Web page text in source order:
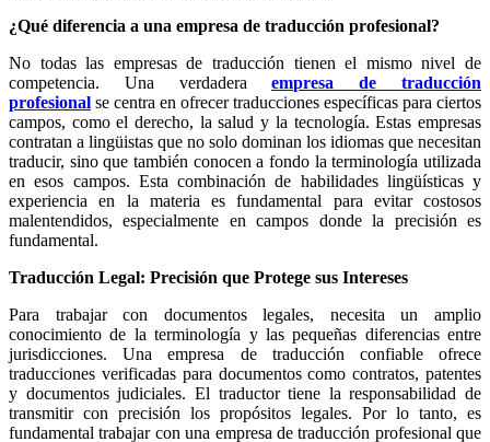
¿Qué diferencia a una empresa de traducción profesional?
No todas las empresas de traducción tienen el mismo nivel de
competencia. Una verdaderaempresa de traducción
profesional se centra en ofrecer traducciones específicas para ciertos
campos, como el derecho, la salud y la tecnología. Estas empresas
contratan a lingüistas que no solo dominan los idiomas que necesitan
traducir, sino que también conocen a fondo la terminología utilizada
en esos campos. Esta combinación de habilidades lingüísticas y
experiencia en la materia es fundamental para evitar costosos
malentendidos, especialmente en campos donde la precisión es
fundamental.
Traducción Legal: Precisión que Protege sus Intereses
Para trabajar con documentos legales, necesita un amplio
conocimiento de la terminología y las pequeñas diferencias entre
jurisdicciones. Una empresa de traducción confiable ofrece
traducciones verificadas para documentos como contratos, patentes
y documentos judiciales. El traductor tiene la responsabilidad de
transmitir con precisión los propósitos legales. Por lo tanto, es
fundamental trabajar con una empresa de traducción profesional que